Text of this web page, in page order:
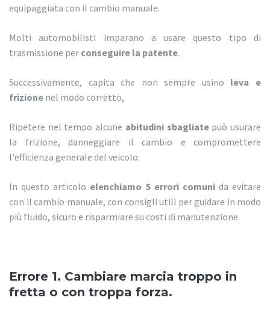
equipaggiata con il cambio manuale.
Molti automobilisti imparano a usare questo tipo di
trasmissione per conseguire la patente.
Successivamente, capita che non sempre usino leva e
frizione nel modo corretto,
Ripetere nel tempo alcune abitudini sbagliatepuò usurare
la frizione, danneggiare il cambio e compromettere
l'efficienza generale del veicolo.
In questo articolo elenchiamo 5 errori comunida evitare
con il cambio manuale, con consigli utili per guidare in modo
più fluido, sicuro e risparmiare su costi di manutenzione.
Errore 1. Cambiare marcia troppo in
fretta o con troppa forza.